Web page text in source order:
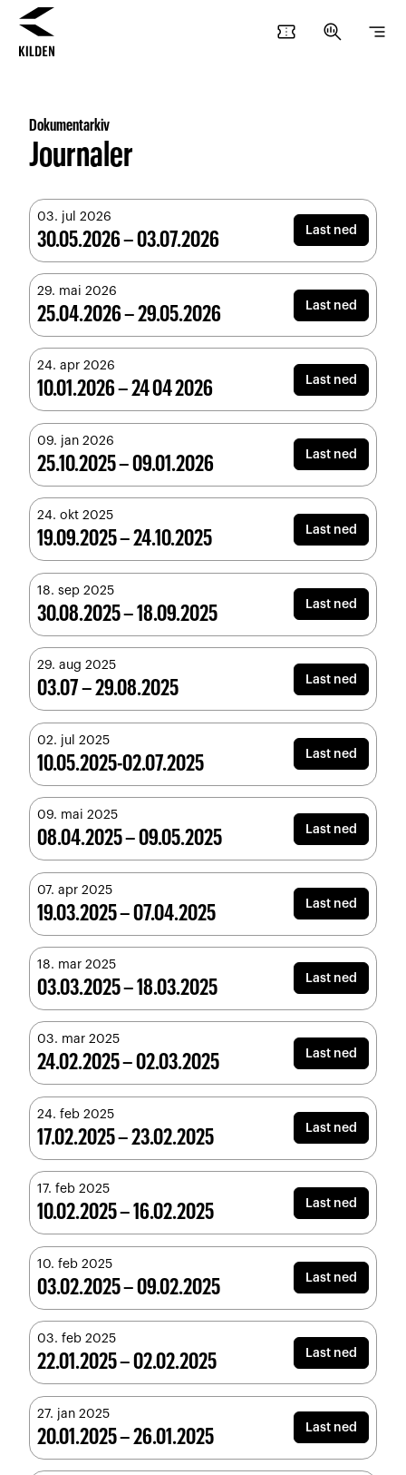
confirmation_number search_insights segment
Dokumentarkiv
Journaler
03. jul 2026
30.05.2026 – 03.07.2026 Last ned
29. mai 2026
25.04.2026 – 29.05.2026 Last ned
24. apr 2026
10.01.2026 – 24 04 2026 Last ned
09. jan 2026
25.10.2025 – 09.01.2026 Last ned
24. okt 2025
19.09.2025 – 24.10.2025 Last ned
18. sep 2025
30.08.2025 – 18.09.2025 Last ned
29. aug 2025
03.07 – 29.08.2025 Last ned
02. jul 2025
10.05.2025-02.07.2025 Last ned
09. mai 2025
08.04.2025 – 09.05.2025 Last ned
07. apr 2025
19.03.2025 – 07.04.2025 Last ned
18. mar 2025
03.03.2025 – 18.03.2025 Last ned
03. mar 2025
24.02.2025 – 02.03.2025 Last ned
24. feb 2025
17.02.2025 – 23.02.2025 Last ned
17. feb 2025
10.02.2025 – 16.02.2025 Last ned
10. feb 2025
03.02.2025 – 09.02.2025 Last ned
03. feb 2025
22.01.2025 – 02.02.2025 Last ned
27. jan 2025
20.01.2025 – 26.01.2025 Last ned